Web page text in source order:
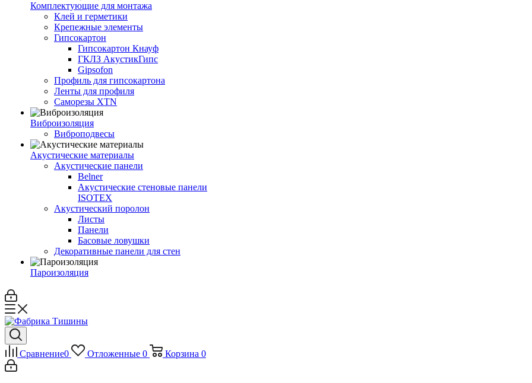
Комплектующие для монтажа
Клей и герметики
Крепежные элементы
Гипсокартон
Гипсокартон Кнауф
ГКЛЗ АкустикГипс
Gipsofon
Профиль для гипсокартона
Ленты для профиля
Саморезы XTN
Виброизоляция
Виброподвесы
Акустические материалы
Акустические панели
Belner
Акустические стеновые панели
ISOTEX
Акустический поролон
Листы
Панели
Басовые ловушки
Декоративные панели для стен
Пароизоляция
Сравнение0 Отложенные 0 Корзина 0